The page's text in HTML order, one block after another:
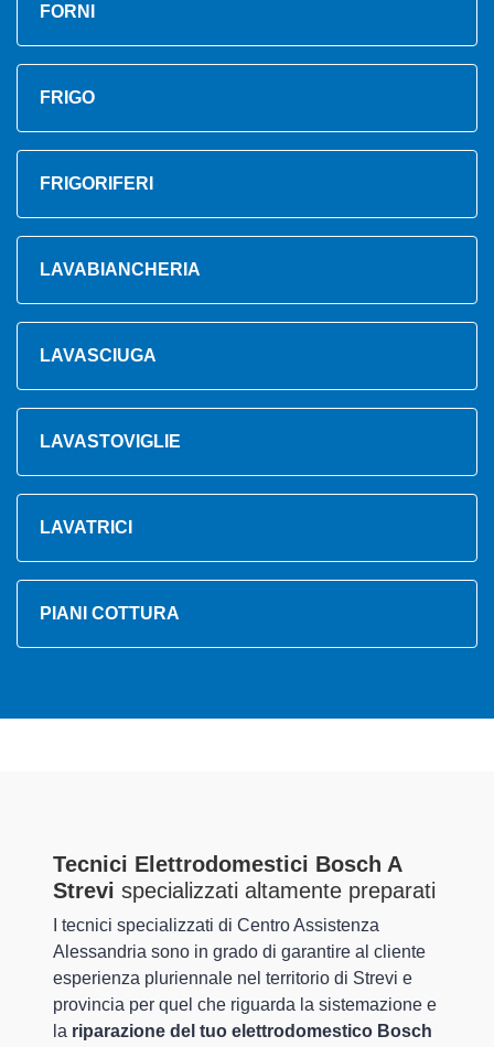
FORNI
FRIGO
FRIGORIFERI
LAVABIANCHERIA
LAVASCIUGA
LAVASTOVIGLIE
LAVATRICI
PIANI COTTURA
Tecnici Elettrodomestici Bosch A
Strevi specializzati altamente preparati
I tecnici specializzati di Centro Assistenza
Alessandria sono in grado di garantire al cliente
esperienza pluriennale nel territorio di Strevi e
provincia per quel che riguarda la sistemazione e
la riparazione del tuo elettrodomestico Bosch